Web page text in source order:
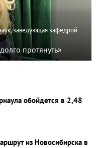
заведующая кафедрой
протянуть»
обойдется в 2,48
из Новосибирска в